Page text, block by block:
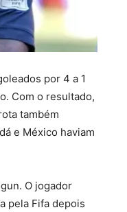
por 4 a 1
Com o resultado,
também
e México haviam
O jogador
pela Fifa depois